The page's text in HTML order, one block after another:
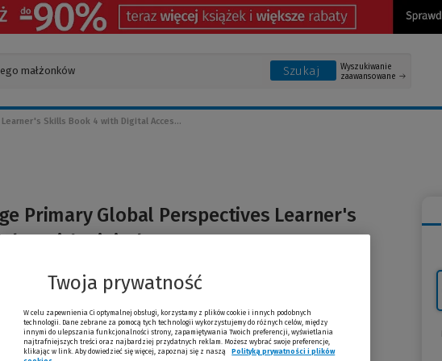
Szukaj
Wyszukiwanie
zaawansowane
Skills Book 4 with Digital Acces...
Primary Global Perspectives Learner's
4 with Digital Access
Twoja prywatność
W celu zapewnienia Ci optymalnej obsługi, korzystamy z plików cookie i innych podobnych
technologii. Dane zebrane za pomocą tych technologii wykorzystujemy do różnych celów, między
innymi do ulepszania funkcjonalności strony, zapamiętywania Twoich preferencji, wyświetlania
najtrafniejszych treści oraz najbardziej przydatnych reklam. Możesz wybrać swoje preferencje,
klikając w link. Aby dowiedzieć się więcej, zapoznaj się z naszą
Polityką prywatności i plików